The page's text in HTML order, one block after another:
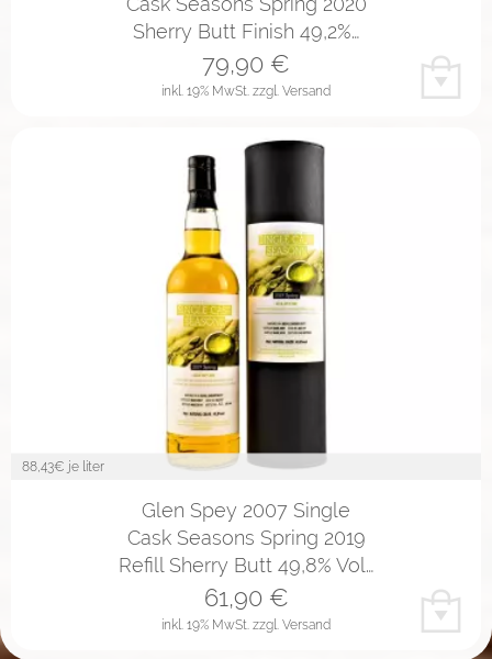
Sherry Butt Finish 49,2%…
inkl. 19% MwSt. zzgl. Versand
79,90 €
88,43€ je liter
Glen Spey 2007 Single
Cask Seasons Spring 2019
Refill Sherry Butt 49,8% Vol…
inkl. 19% MwSt. zzgl. Versand
61,90€